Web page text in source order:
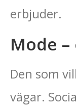
erbjuder.
Mode
Den som
vägar.